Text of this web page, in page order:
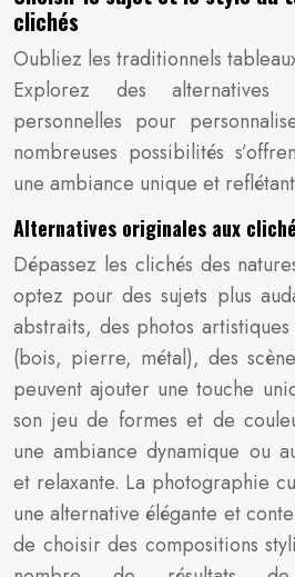
clichés
Oubliez les traditionnels
Explorez des
personnelles pour
nombreuses possibilités
une ambiance unique et
Alternatives originales aux
Dépassez les clichés des
optez pour des sujets plus
abstraits, des photos
(bois, pierre, métal), des
peuvent ajouter une touche
son jeu de formes et de
une ambiance dynamique ou
et relaxante. La photographie
une alternative élégante et
de choisir des compositions